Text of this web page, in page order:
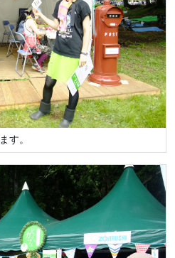
す。